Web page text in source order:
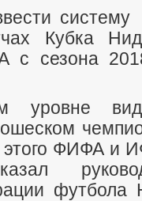
Кубка
с сезона
ФИФА и
футбола